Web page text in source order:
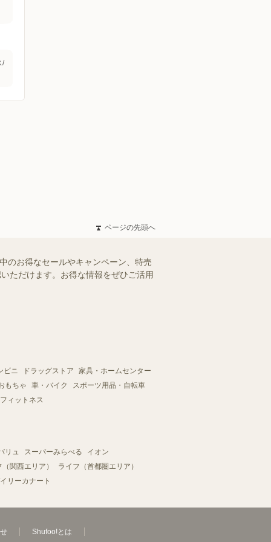
/
ページの先頭へ
のお得なセールやキャンペーン、特売
ただけます。お得な情報をぜひご活用
ビニ ドラッグストア
家具・ホームセンター
もちゃ 車・バイク
スポーツ用品・自転車
ィットネス
リュ スーパーみらべる
イオン
関西エリア）
ライフ（首都圏エリア）
リーカナート
Shufoo!とは